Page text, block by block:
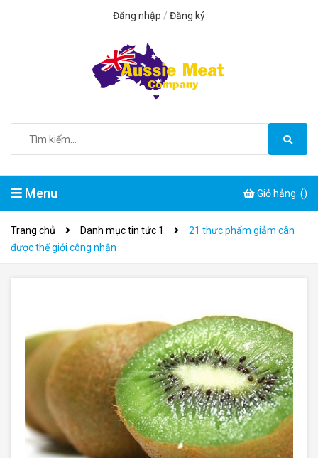
Đăng nhập / Đăng ký
Menu Giỏ hảng: ()
Trang chủ Danh mục tin tức 1
21 thực phẩm giảm cân
được thế giới công nhận